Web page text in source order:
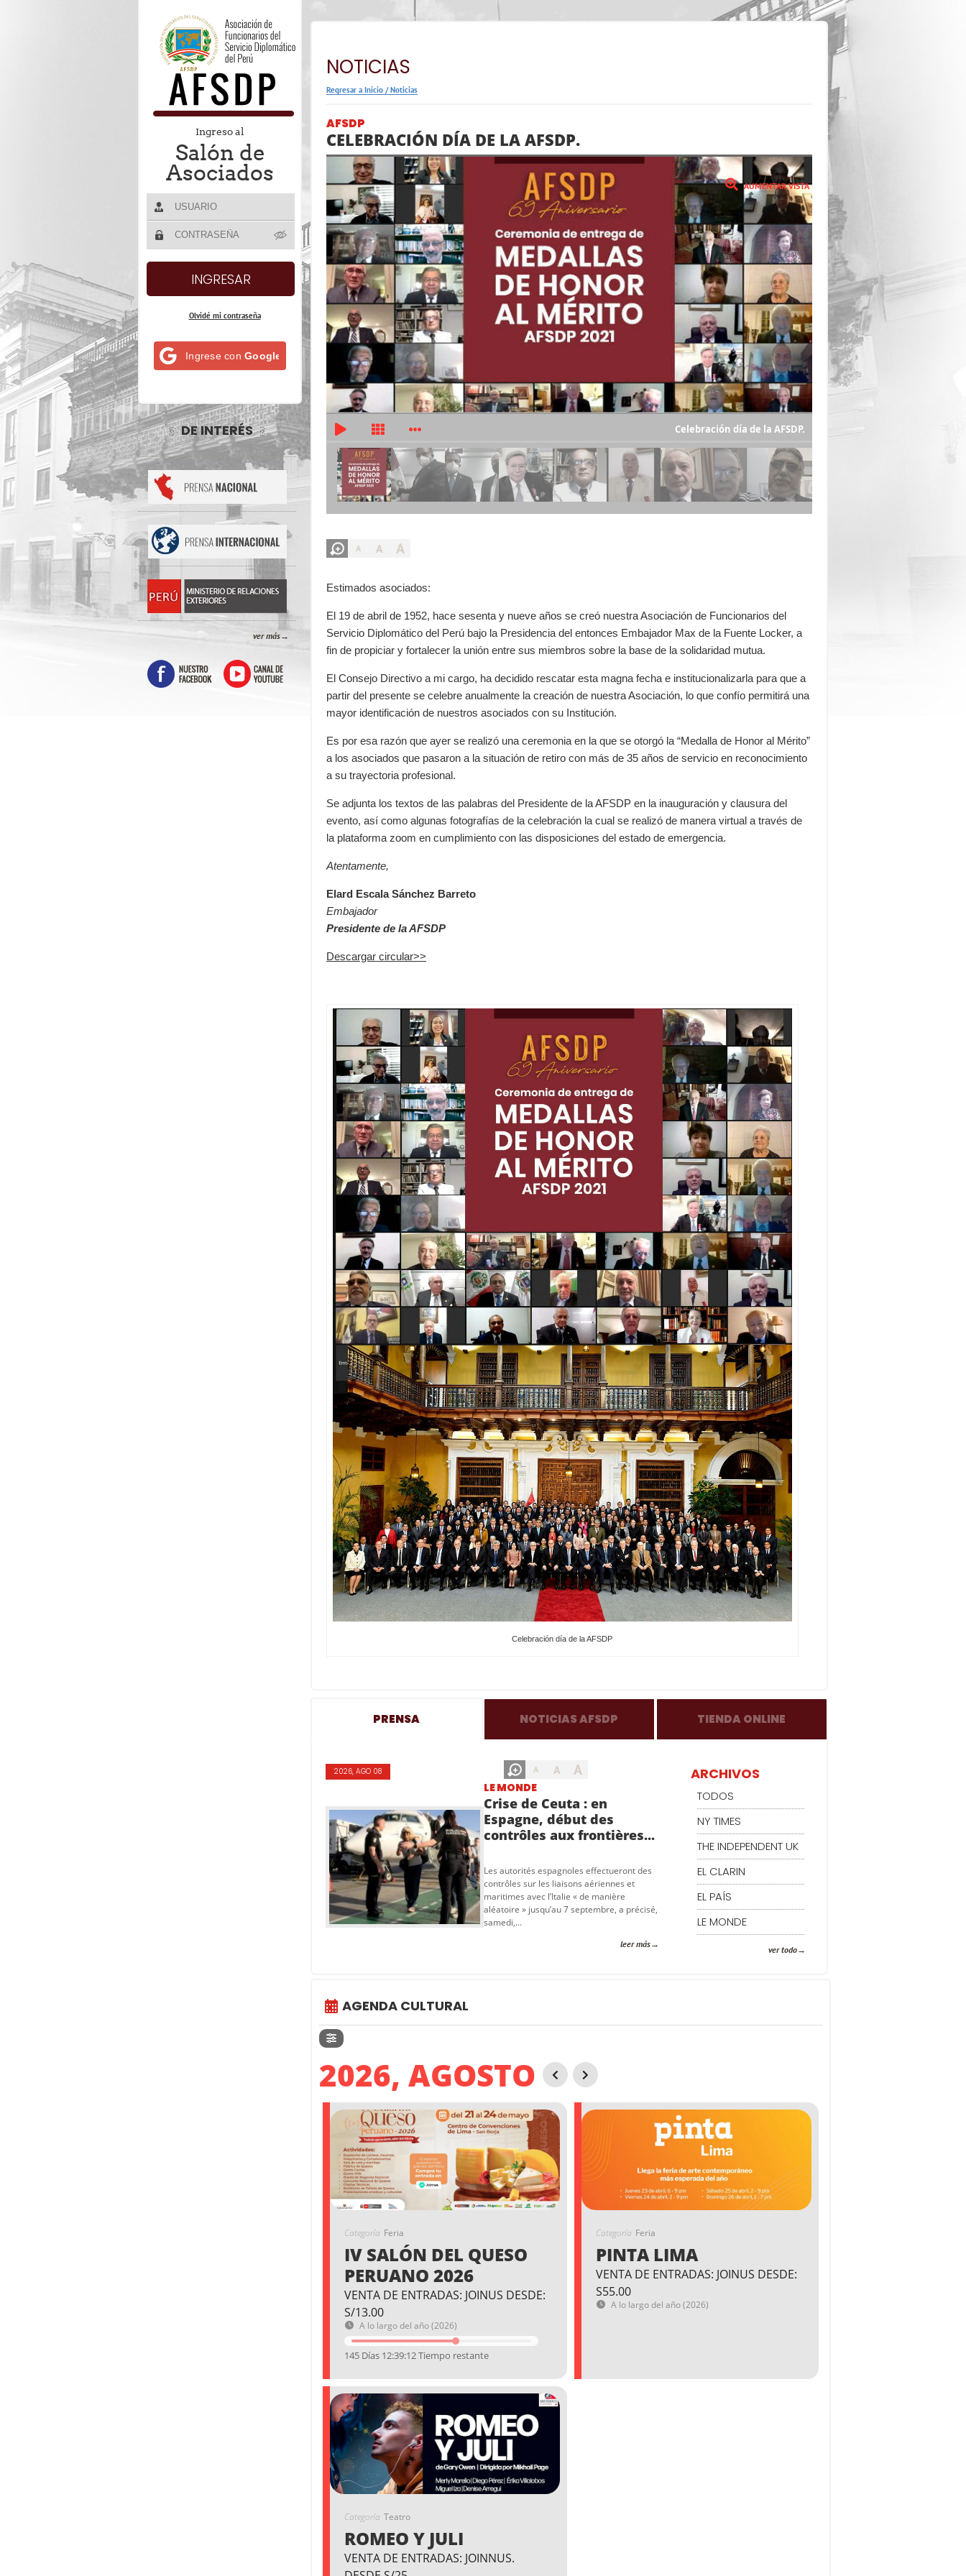
Ingreso al
Salón de
Asociados
Olvidé mi contraseña
Ingrese con Google
DE INTERÉS
ver más
NOTICIAS
Regresar a Inicio /Noticias
AFSDP
CELEBRACIÓN DÍA DE LA AFSDP.
Celebración día de la AFSDP.
A A A
Estimados asociados:
El 19 de abril de 1952, hace sesenta y nueve años se creó nuestra Asociación de Funcionarios del
Servicio Diplomático del Perú bajo la Presidencia del entonces Embajador Max de la Fuente Locker, a
fin de propiciar y fortalecer la unión entre sus miembros sobre la base de la solidaridad mutua.
El Consejo Directivo a mi cargo, ha decidido rescatar esta magna fecha e institucionalizarla para que a
partir del presente se celebre anualmente la creación de nuestra Asociación, lo que confío permitirá una
mayor identificación de nuestros asociados con su Institución.
Es por esa razón que ayer se realizó una ceremonia en la que se otorgó la “Medalla de Honor al Mérito”
a los asociados que pasaron a la situación de retiro con más de 35 años de servicio en reconocimiento
a su trayectoria profesional.
Se adjunta los textos de las palabras del Presidente de la AFSDP en la inauguración y clausura del
evento, así como algunas fotografías de la celebración la cual se realizó de manera virtual a través de
la plataforma zoom en cumplimiento con las disposiciones del estado de emergencia.
Atentamente,
Elard Escala Sánchez Barreto
Embajador
Presidente de la AFSDP
Descargar circular>>
Celebración día de la AFSDP
PRENSA NOTICIAS AFSDP TIENDA ONLINE
A A A
2026, AGO 08
LE MONDE
Crise de Ceuta : en
Espagne, début des
contrôles aux frontières...
Les autorités espagnoles effectueront des
contrôles sur les liaisons aériennes et
maritimes avec l’Italie « de manière
aléatoire » jusqu’au 7 septembre, a précisé,
samedi,...
leer más
ARCHIVOS
TODOS
NY TIMES
THE INDEPENDENT UK
EL CLARIN
EL PAÍS
LE MONDE
ver todo
AGENDA CULTURAL
2026, AGOSTO
Categoría Feria
IV SALÓN DEL QUESO
PERUANO 2026
VENTA DE ENTRADAS: JOINUS DESDE:
S/13.00
A lo largo del año (2026)
145 Días 12:39:11 Tiempo restante
Categoría Feria
PINTA LIMA
VENTA DE ENTRADAS: JOINUS DESDE:
S55.00
A lo largo del año (2026)
Categoría Teatro
ROMEO Y JULI
VENTA DE ENTRADAS: JOINNUS.